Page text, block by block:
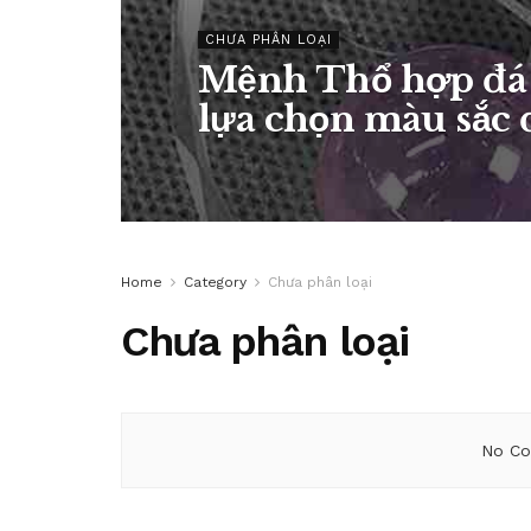
CHƯA PHÂN LOẠI
Mệnh Thổ hợp đá
lựa chọn màu sắc
Home Category Chưa phân loại
Chưa phân loại
No